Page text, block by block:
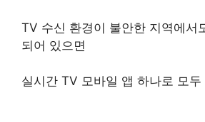
TV 수신 환경이 불안한 지역에서
되어 있으면
실시간 TV 모바일 앱 하나로 모두